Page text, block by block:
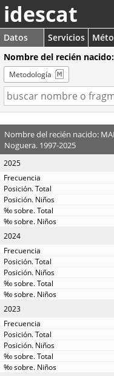
idescat
Datos Servicios
Nombre del recién
Metodología
Nombre del recién nacido:
Noguera. 1997-2025
2025
2024
2023